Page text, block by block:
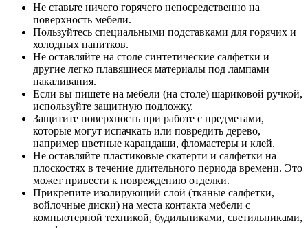
Не ставьте ничего горячего непосредственно на
поверхность мебели.
Пользуйтесь специальными подставками для горячих и
холодных напитков.
Не оставляйте на столе синтетические салфетки и
другие легко плавящиеся материалы под лампами
накаливания.
Если вы пишете на мебели (на столе) шариковой ручкой,
используйте защитную подложку.
Защитите поверхность при работе с предметами,
которые могут испачкать или повредить дерево,
например цветные карандаши, фломастеры и клей.
Не оставляйте пластиковые скатерти и салфетки на
плоскостях в течение длительного периода времени. Это
может привести к повреждению отделки.
Прикрепите изолирующий слой (тканые салфетки,
войлочные диски) на места контакта мебели с
компьютерной техникой, будильниками, светильниками,